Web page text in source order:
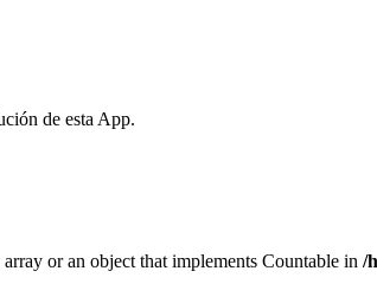
de esta App.
array or an object that implements Countable in/